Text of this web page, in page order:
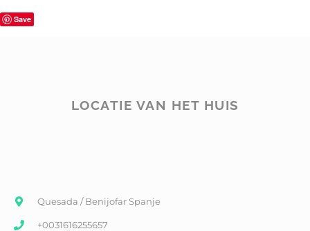
Save
LOCATIE VAN HET HUIS
Quesada / Benijofar Spanje
+0031616255657